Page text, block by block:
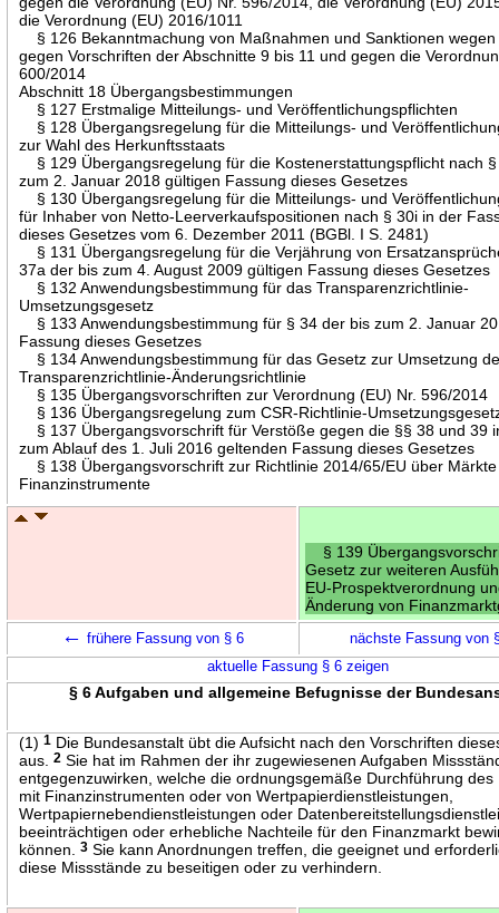
die Verordnung (EU) 2016/1011
§ 126 Bekanntmachung von Maßnahmen und Sanktionen wegen
gegen Vorschriften der Abschnitte 9 bis 11 und gegen die
600/2014
Abschnitt 18 Übergangsbestimmungen
§ 127 Erstmalige Mitteilungs- und Veröffentlichungspflichten
§ 128 Übergangsregelung für die Mitteilungs- und
zur Wahl des Herkunftsstaats
§ 129 Übergangsregelung für die Kostenerstattungspflicht nach
zum 2. Januar 2018 gültigen Fassung dieses Gesetzes
§ 130 Übergangsregelung für die Mitteilungs- und
für Inhaber von Netto-Leerverkaufspositionen nach § 30i in der
dieses Gesetzes vom 6. Dezember 2011 (BGBl. I S. 2481)
§ 131 Übergangsregelung für die Verjährung von
37a der bis zum 4. August 2009 gültigen Fassung dieses Gesetzes
§ 132 Anwendungsbestimmung für das Transparenzrichtlinie-
Umsetzungsgesetz
§ 133 Anwendungsbestimmung für § 34 der bis zum 2. Januar
Fassung dieses Gesetzes
§ 134 Anwendungsbestimmung für das Gesetz zur Umsetzung
Transparenzrichtlinie-Änderungsrichtlinie
§ 135 Übergangsvorschriften zur Verordnung (EU) Nr. 596/2014
§ 136 Übergangsregelung zum CSR-Richtlinie-
§ 137 Übergangsvorschrift für Verstöße gegen die §§ 38 und 39
zum Ablauf des 1. Juli 2016 geltenden Fassung dieses Gesetzes
§ 138 Übergangsvorschrift zur Richtlinie 2014/65/EU über
Finanzinstrumente
§ 139
Gesetz zur weiteren
EU-Prospektverordnung
Änderung von
← frühere Fassung von § 6
nächste Fassung von
aktuelle Fassung § 6 zeigen
§ 6 Aufgaben und allgemeine Befugnisse der
(1)1 Die Bundesanstalt übt die Aufsicht nach den Vorschriften
aus.2 Sie hat im Rahmen der ihr zugewiesenen Aufgaben
entgegenzuwirken, welche die ordnungsgemäße Durchführung des
mit Finanzinstrumenten oder von Wertpapierdienstleistungen,
Wertpapiernebendienstleistungen oder
beeinträchtigen oder erhebliche Nachteile für den Finanzmarkt
können.3 Sie kann Anordnungen treffen, die geeignet und
diese Missstände zu beseitigen oder zu verhindern.